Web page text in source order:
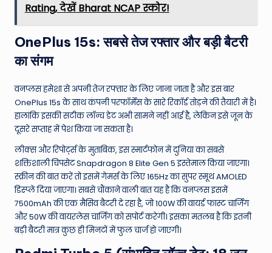
Rating, देखें Bharat NCAP स्कोर!
OnePlus 15s: सबसे तेज रफ्तार और बड़ी बैटरी
का संगम
वनप्लस हमेशा से अपनी तेज रफ्तार के लिए जाना जाता है और इस बार
OnePlus 15s के साथ कंपनी परफॉर्मेंस के सारे रिकॉर्ड तोड़ने की तैयारी में है।
हालांकि इसकी सटीक लॉन्च डेट अभी सामने नहीं आई है, लेकिन इसे जून के
दूसरे सप्ताह में पेश किया जा सकता है।
लीक्स और रिपोर्ट्स के मुताबिक, इस स्मार्टफोन में दुनिया का सबसे
शक्तिशाली चिपसेट Snapdragon 8 Elite Gen 5 इस्तेमाल किया जाएगा।
स्क्रीन की बात करें तो इसमें गेमर्स के लिए 165Hz का सुपर स्मूथ AMOLED
डिस्प्ले दिया जाएगा। सबसे चौंकाने वाली बात यह है कि वनप्लस इसमें
7500mAh की एक मैसिव बैटरी दे रहा है, जो 100W की वायर्ड फास्ट चार्जिंग
और 50W की वायरलेस चार्जिंग को सपोर्ट करेगी। इसका मतलब है कि इतनी
बड़ी बैटरी मात्र कुछ ही मिनटों में फुल चार्ज हो जाएगी।